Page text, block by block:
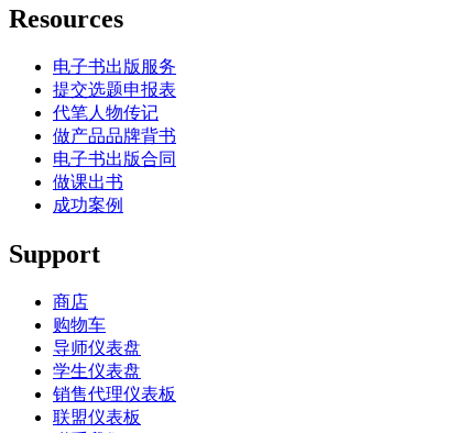
Resources
电子书出版服务
提交选题申报表
代笔人物传记
做产品品牌背书
电子书出版合同
做课出书
成功案例
Support
商店
购物车
导师仪表盘
学生仪表盘
销售代理仪表板
联盟仪表板